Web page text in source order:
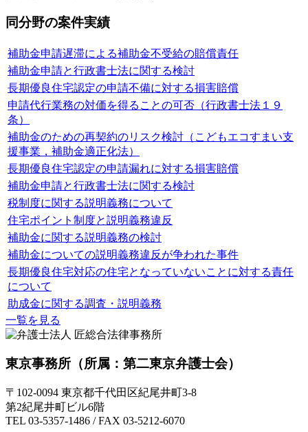
同分野の案件実績
補助金申請遅滞による補助金不受給の賠償責任
補助金申請と行政書士法に関する検討
長期優良住宅認定の申請不備に対する損害賠償
申請代行業務の対価を得ることの可否（行政書士法１９
条）
補助金のための再契約のリスク検討（こどもエコすまい支
援事業，補助金適正化法）
長期優良住宅認定の申請漏れに対する損害賠償
補助金申請と行政書士法に関する検討
税制度に関する説明義務について
住宅ポイント制度と説明義務違反
補助金に関する説明義務の検討
補助金についての説明義務違反が争われた事件
長期優良住宅対応の住宅となっていないことに対する責任
について
助成金に関する調査・説明義務
一覧を見る
東京事務所 （所属：第二東京弁護士会）
〒102-0094 東京都千代田区紀尾井町3-8
第2紀尾井町ビル6階
TEL 03-5357-1486 / FAX 03-5212-6070